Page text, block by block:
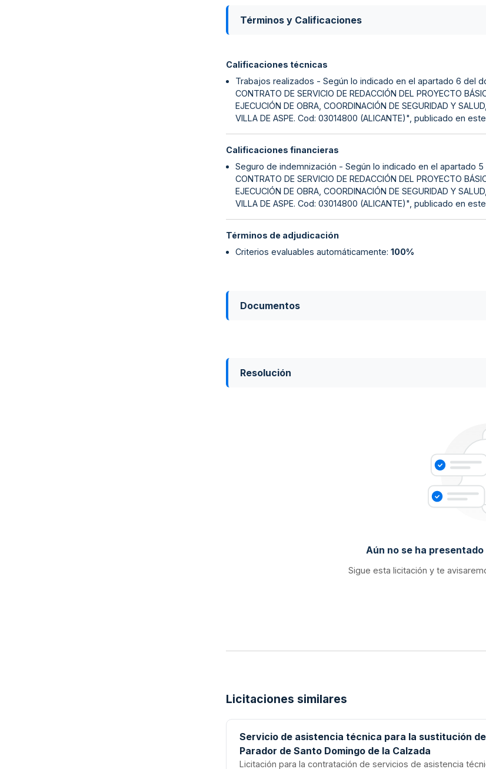
Términos y Calificaciones
Calificaciones técnicas
Trabajos realizados - Según lo indicado en el apartado 6 del
CONTRATO DE SERVICIO DE REDACCIÓN DEL PROYECTO
EJECUCIÓN DE OBRA, COORDINACIÓN DE SEGURIDAD Y
VILLA DE ASPE. Cod: 03014800 (ALICANTE)", publicado en
Calificaciones financieras
Seguro de indemnización - Según lo indicado en el apartado 5
CONTRATO DE SERVICIO DE REDACCIÓN DEL PROYECTO
EJECUCIÓN DE OBRA, COORDINACIÓN DE SEGURIDAD Y
VILLA DE ASPE. Cod: 03014800 (ALICANTE)", publicado en
Términos de adjudicación
Criterios evaluables automáticamente: 100%
Documentos
Resolución
Aún no se ha
Sigue esta licitación y te
Licitaciones similares
Servicio de asistencia técnica para la sustitución
Parador de Santo Domingo de la Calzada
Licitación para la contratación de servicios de asistencia